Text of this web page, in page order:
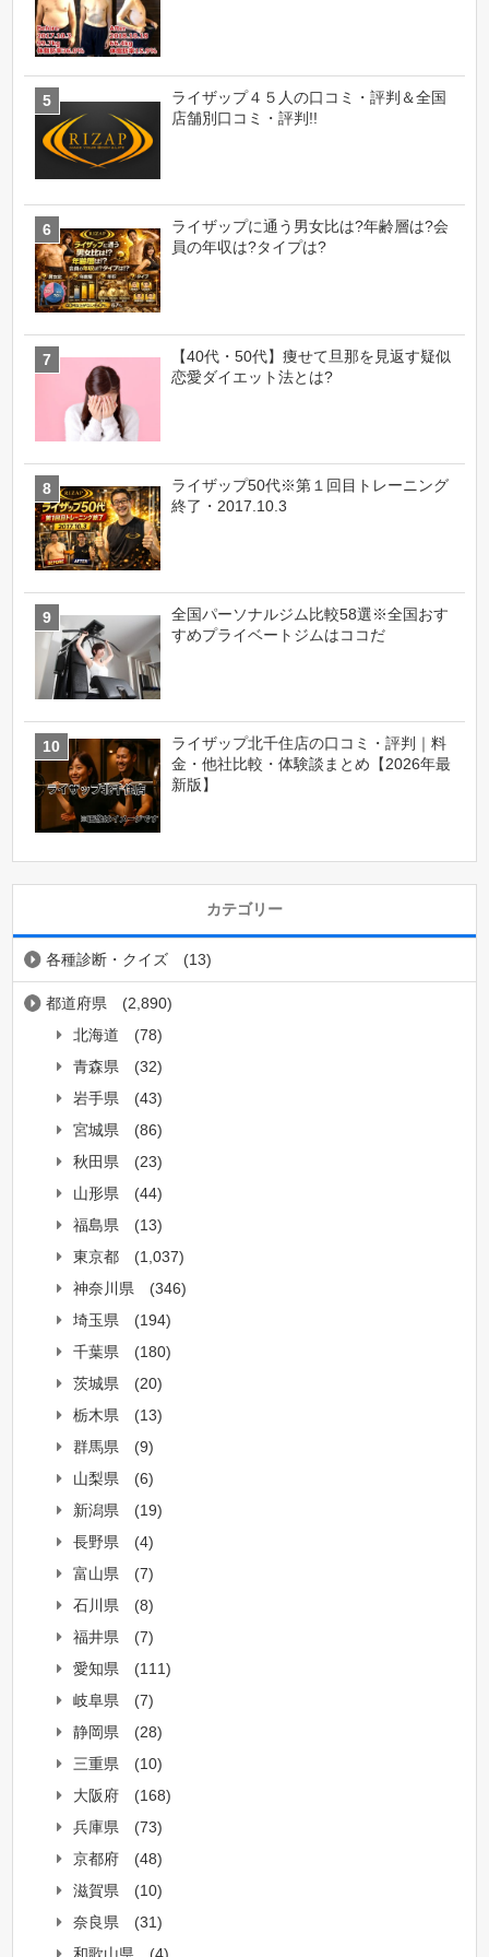
ライザップ４５人の口コミ・評判＆全国
店舗別口コミ・評判!!
ライザップに通う男女比は?年齢層は?会
員の年収は?タイプは?
【40代・50代】痩せて旦那を見返す疑似
恋愛ダイエット法とは?
ライザップ50代※第１回目トレーニング
終了・2017.10.3
全国パーソナルジム比較58選※全国おす
すめプライベートジムはココだ
ライザップ北千住店の口コミ・評判｜料
金・他社比較・体験談まとめ【2026年最
新版】
カテゴリー
各種診断・クイズ (13)
都道府県
(2,890)
北海道
(78)
青森県
(32)
岩手県
(43)
宮城県
(86)
秋田県
(23)
山形県
(44)
福島県
(13)
東京都
(1,037)
神奈川県
(346)
埼玉県
(194)
千葉県
(180)
茨城県
(20)
栃木県
(13)
群馬県
(9)
山梨県
(6)
新潟県
(19)
長野県
(4)
富山県
(7)
石川県
(8)
福井県
(7)
愛知県
(111)
岐阜県
(7)
静岡県
(28)
三重県
(10)
大阪府
(168)
兵庫県
(73)
京都府
(48)
滋賀県
(10)
奈良県
(31)